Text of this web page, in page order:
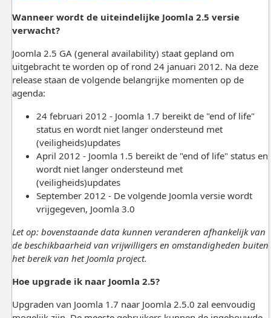
Wanneer wordt de uiteindelijke Joomla 2.5 versie
verwacht?
Joomla 2.5 GA (general availability) staat gepland om
uitgebracht te worden op of rond 24 januari 2012. Na deze
release staan de volgende belangrijke momenten op de
agenda:
24 februari 2012 - Joomla 1.7 bereikt de "end of life"
status en wordt niet langer ondersteund met
(veiligheids)updates
April 2012 - Joomla 1.5 bereikt de "end of life" status en
wordt niet langer ondersteund met
(veiligheids)updates
September 2012 - De volgende Joomla versie wordt
vrijgegeven, Joomla 3.0
Let op: bovenstaande data kunnen veranderen afhankelijk van
de beschikbaarheid van vrijwilligers en omstandigheden buiten
het bereik van het Joomla project.
Hoe upgrade ik naar Joomla 2.5?
Upgraden van Joomla 1.7 naar Joomla 2.5.0 zal eenvoudig